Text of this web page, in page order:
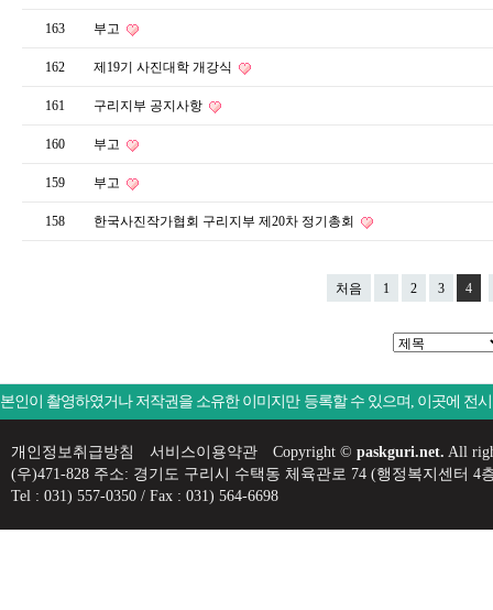
163 부고
162 제19기 사진대학 개강식
161 구리지부 공지사항
160 부고
159 부고
158 한국사진작가협회 구리지부 제20차 정기총회
처음 1 2 3 4
본인이 촬영하였거나 저작권을 소유한 이미지만 등록할 수 있으며, 이곳에 전
개인정보취급방침 서비스이용약관 Copyright © paskguri.net. All
(우)471-828 주소: 경기도 구리시 수택동 체육관로 74 (행정복지센터
Tel : 031) 557-0350 / Fax : 031) 564-6698